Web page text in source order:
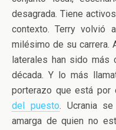
desagrada. Tiene
contexto. Terry volvió
milésimo de su carrera.
laterales han sido más
década. Y lo más
porterazo que está
del puesto. Ucrania
amarga de quien no